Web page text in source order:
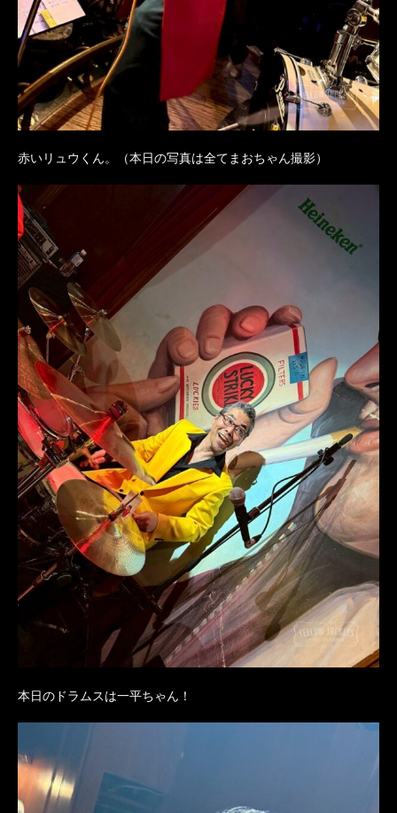
赤いリュウくん。（本日の写真は全てまおちゃん撮影）
本日のドラムスは一平ちゃん！